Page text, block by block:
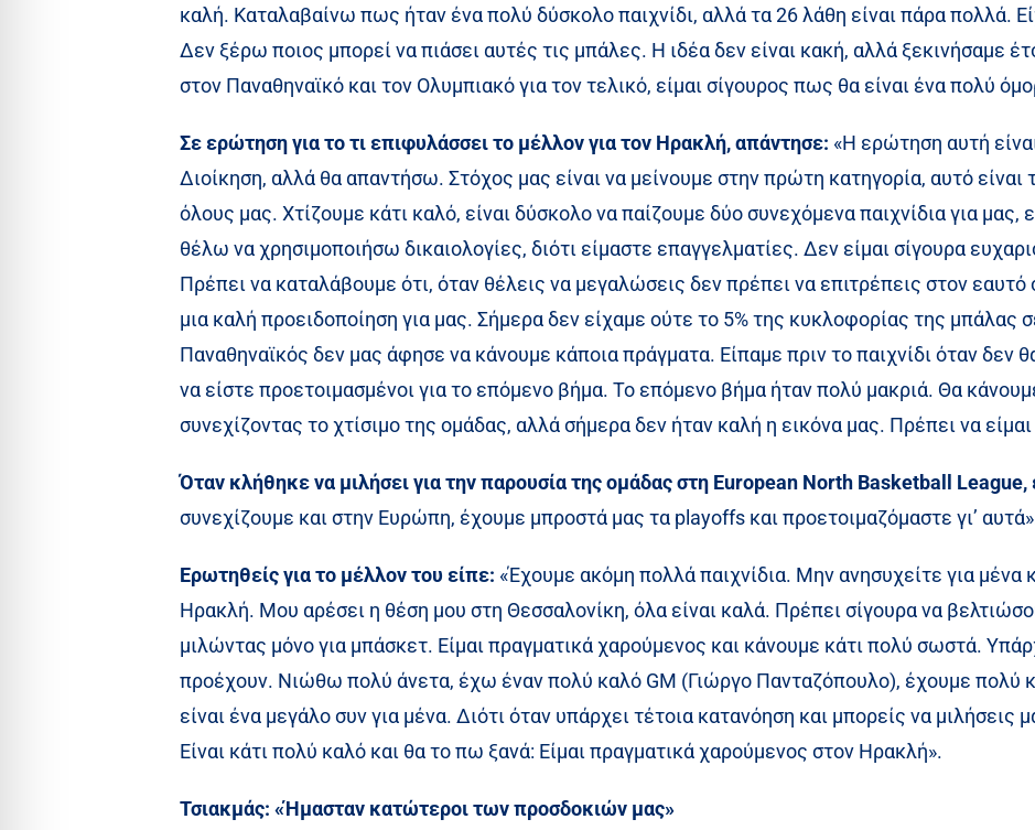
καλή. Καταλαβαίνω πως ήταν ένα πολύ δύσκολο παιχνίδι, αλλά τα 26 λάθη είναι πάρα πολλά.
Δεν ξέρω ποιος μπορεί να πιάσει αυτές τις μπάλες. Η ιδέα δεν είναι κακή, αλλά ξεκινήσαμε
στον Παναθηναϊκό και τον Ολυμπιακό για τον τελικό, είμαι σίγουρος πως θα είναι ένα πολύ
Σε ερώτηση για το τι επιφυλάσσει το μέλλον για τον Ηρακλή, απάντησε: «Η ερώτηση αυτή
Διοίκηση, αλλά θα απαντήσω. Στόχος μας είναι να μείνουμε στην πρώτη κατηγορία, αυτό είναι
όλους μας. Χτίζουμε κάτι καλό, είναι δύσκολο να παίζουμε δύο συνεχόμενα παιχνίδια για μας,
θέλω να χρησιμοποιήσω δικαιολογίες, διότι είμαστε επαγγελματίες. Δεν είμαι σίγουρα
Πρέπει να καταλάβουμε ότι, όταν θέλεις να μεγαλώσεις δεν πρέπει να επιτρέπεις στον εαυτό
μια καλή προειδοποίηση για μας. Σήμερα δεν είχαμε ούτε το 5% της κυκλοφορίας της μπάλας
Παναθηναϊκός δεν μας άφησε να κάνουμε κάποια πράγματα. Είπαμε πριν το παιχνίδι όταν δεν
να είστε προετοιμασμένοι για το επόμενο βήμα. Το επόμενο βήμα ήταν πολύ μακριά. Θα
συνεχίζοντας το χτίσιμο της ομάδας, αλλά σήμερα δεν ήταν καλή η εικόνα μας. Πρέπει να είμαι
Όταν κλήθηκε να μιλήσει για την παρουσία της ομάδας στη European North Basketball
συνεχίζουμε και στην Ευρώπη, έχουμε μπροστά μας τα playoffs και προετοιμαζόμαστε γι’
Ερωτηθείς για το μέλλον του είπε: «Έχουμε ακόμη πολλά παιχνίδια. Μην ανησυχείτε για μένα
Ηρακλή. Μου αρέσει η θέση μου στη Θεσσαλονίκη, όλα είναι καλά. Πρέπει σίγουρα να
μιλώντας μόνο για μπάσκετ. Είμαι πραγματικά χαρούμενος και κάνουμε κάτι πολύ σωστά.
προέχουν. Νιώθω πολύ άνετα, έχω έναν πολύ καλό GM (Γιώργο Πανταζόπουλο), έχουμε πολύ
είναι ένα μεγάλο συν για μένα. Διότι όταν υπάρχει τέτοια κατανόηση και μπορείς να μιλήσεις
Είναι κάτι πολύ καλό και θα το πω ξανά: Είμαι πραγματικά χαρούμενος στον Ηρακλή».
Τσιακμάς: «Ήμασταν κατώτεροι των προσδοκιών μας»